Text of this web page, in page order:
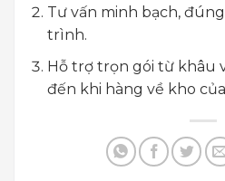
Tư vấn minh bạch,
trình.
Hỗ trợ trọn gói từ khâu
đến khi hàng về kho